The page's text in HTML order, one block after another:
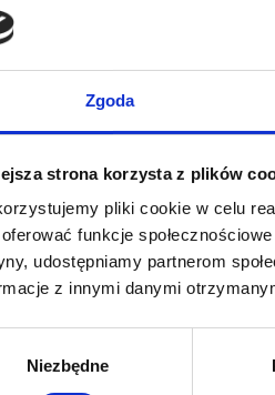
Zgoda
strona korzysta z plików
pliki cookie w celu
funkcje
udostępniamy partnerom
z innymi danymi
Niezbędne
w serwisie